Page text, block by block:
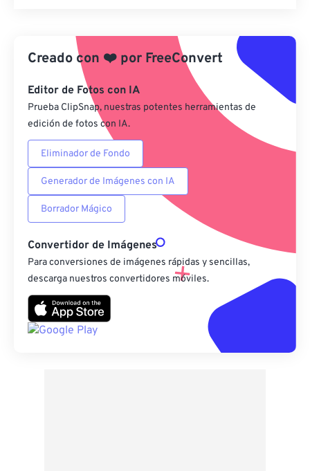
Aplicar desde el ajuste preestablecido
Guardar como preestablecido
Creado con ❤️ por FreeConvert
Editor de Fotos con IA
Prueba ClipSnap, nuestras potentes herramientas de
edición de fotos con IA.
Eliminador de Fondo
Generador de Imágenes con IA
Borrador Mágico
Convertidor de Imágenes
Para conversiones de imágenes rápidas y sencillas,
descarga nuestros convertidores móviles.